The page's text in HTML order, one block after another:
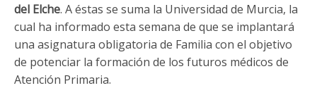
del Elche. A éstas se suma la Universidad de Murcia, la
cual ha informado esta semana de que se implantará
una asignatura obligatoria de Familia con el objetivo
de potenciar la formación de los futuros médicos de
Atención Primaria.